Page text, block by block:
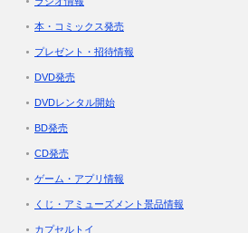
本・コミックス発売
プレゼント・招待情報
DVD発売
DVDレンタル開始
BD発売
CD発売
ゲーム・アプリ情報
くじ・アミューズメント景品情報
カプセルトイ